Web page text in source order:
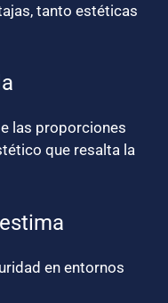
tanto estéticas
las proporciones
que resalta la
en entornos